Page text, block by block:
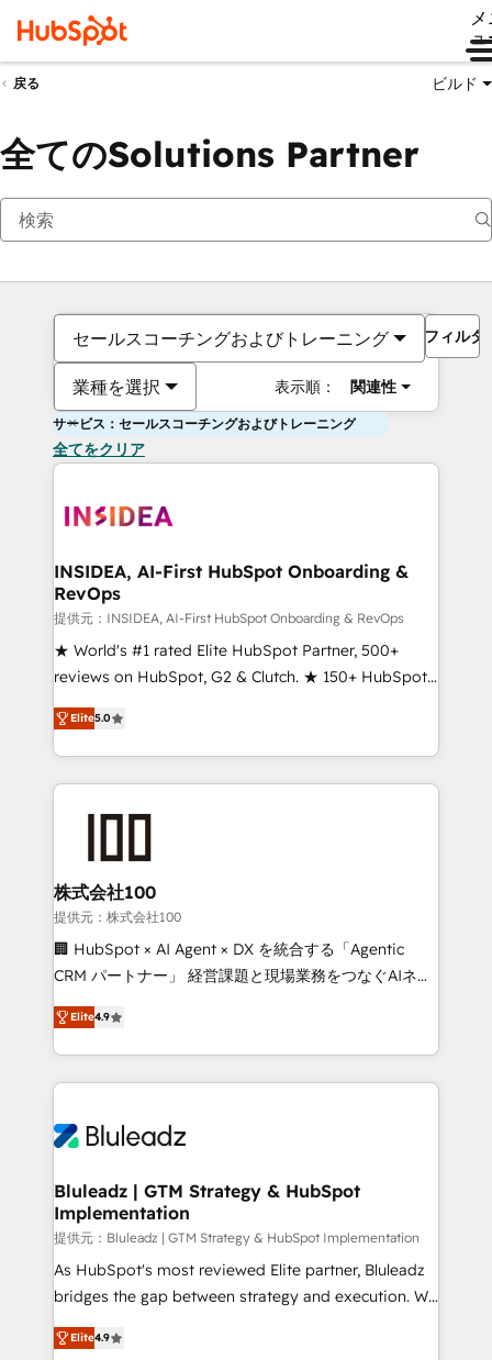
ュ
戻る ビルド
全てのSolutions Partner
セールスコーチングおよびトレーニング
業種を選択 表示順： 関連性
フィルタ
サービス：セールスコーチングおよびトレーニング
全てをクリア
INSIDEA, AI-First HubSpot Onboarding &
RevOps
提供元：INSIDEA, AI-First HubSpot Onboarding & RevOps
★ World's #1 rated Elite HubSpot Partner, 500+
reviews on HubSpot, G2 & Clutch. ★ 150+ HubSpot
Certified Experts & Trainers across the team ★
1,500+ implementations across five continents ★ AI-
First, RevOps-led, Onboarding obsessed ★
Company of the Year 2024/25 INSIDEA helps
and build AI-powered workflows that drive adoption
from week one, in your time zone. What we do ➤
Onboarding: Live in weeks, with workflows built
around your business, not a template. ➤ Migration:
Move from any legacy CRM. Zero downtime, full data
run your revenue process. Sales, marketing, and
service wired together. ➤ AI and Integrations: Layer
tune-ups, feature rollouts, adoption coaching. Buying
HubSpot, switching to it, or reviving a stale portal?
Elite5.0
株式会社100
提供元：株式会社100
🏢 HubSpot × AI Agent × DX を統合する「Agentic
CRM パートナー」 経営課題と現場業務をつなぐAIネイ
ティブ・エージェンシーとして、HubSpot Eliteの実装
力で顧客フロント業務を再設計します。 💡 100inc は何
をする会社か？ HubSpotを共通基盤に、AIエージェン
トを組み込んだ顧客フロント業務（マーケティング・営
ィブ・エージェンシーです。事業部・グループ会社・部
を、CRMを軸とした全社共通基盤に再構築します。意
思決定者・PMO・現場担当者に並走します。 1️⃣
HubSpot導入・活用支援 顧客データの一元化から、
GTMの見える化・自動化まで。全Hub統合運用、デー
タ品質設計、グループ横断のCRM統合に対応します。
の一部をAIが自律実行する組織への移行を設計・実装。
Elite4.9
Bluleadz | GTM Strategy & HubSpot
Implementation
提供元：Bluleadz | GTM Strategy & HubSpot Implementation
As HubSpot's most reviewed Elite partner, Bluleadz
bridges the gap between strategy and execution. We
don't just "set up tools" — we install the GTM
Operating System (GTM OS) to align your leadership
Elite4.9